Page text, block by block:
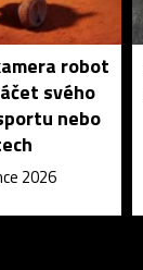
robot
svého
nebo
2026